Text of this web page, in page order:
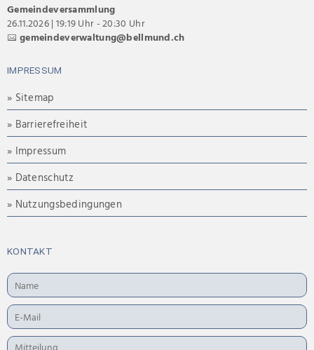
Gemeindeversammlung
26.11.2026 | 19:19 Uhr - 20:30 Uhr
gemeindeverwaltung@bellmund.ch
IMPRESSUM
» Sitemap
» Barrierefreiheit
» Impressum
» Datenschutz
» Nutzungsbedingungen
KONTAKT